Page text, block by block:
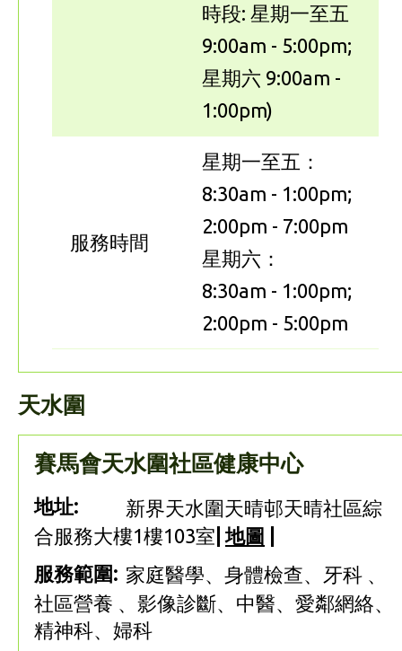
時段: 星期一至五
9:00am - 5:00pm;
星期六 9:00am -
1:00pm)
服務時間
星期一至五：
8:30am - 1:00pm;
2:00pm - 7:00pm
星期六：
8:30am - 1:00pm;
2:00pm - 5:00pm
天水圍
賽馬會天水圍社區健康中心
地址:
新界天水圍天晴邨天晴社區綜
合服務大樓1樓103室 地圖
服務範圍: 家庭醫學、身體檢查、牙科 、
社區營養 、影像診斷、中醫、愛鄰網絡、
精神科、婦科